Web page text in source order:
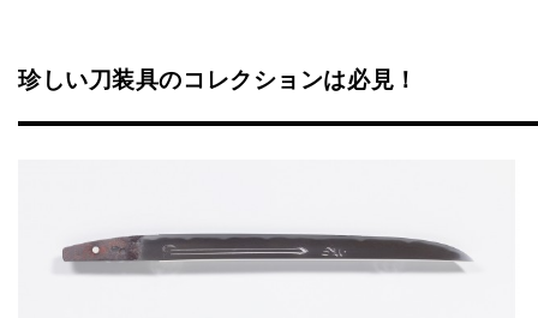
珍しい刀装具のコレクションは必見！